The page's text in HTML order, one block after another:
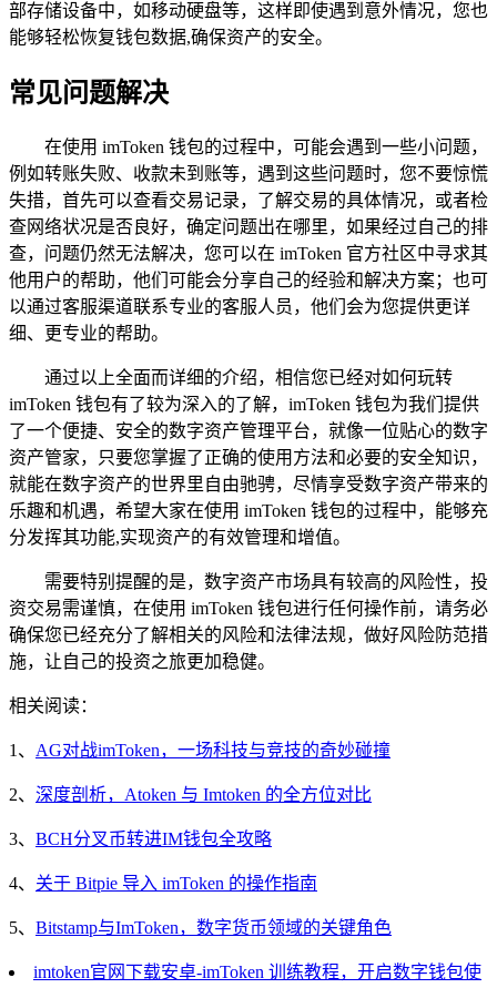
部存储设备中，如移动硬盘等，这样即使遇到意外情况，您也
能够轻松恢复钱包数据,确保资产的安全。
常见问题解决
在使用 imToken 钱包的过程中，可能会遇到一些小问题，
例如转账失败、收款未到账等，遇到这些问题时，您不要惊慌
失措，首先可以查看交易记录，了解交易的具体情况，或者检
查网络状况是否良好，确定问题出在哪里，如果经过自己的排
查，问题仍然无法解决，您可以在 imToken 官方社区中寻求其
他用户的帮助，他们可能会分享自己的经验和解决方案；也可
以通过客服渠道联系专业的客服人员，他们会为您提供更详
细、更专业的帮助。
通过以上全面而详细的介绍，相信您已经对如何玩转
imToken 钱包有了较为深入的了解，imToken 钱包为我们提供
了一个便捷、安全的数字资产管理平台，就像一位贴心的数字
资产管家，只要您掌握了正确的使用方法和必要的安全知识，
就能在数字资产的世界里自由驰骋，尽情享受数字资产带来的
乐趣和机遇，希望大家在使用 imToken 钱包的过程中，能够充
分发挥其功能,实现资产的有效管理和增值。
需要特别提醒的是，数字资产市场具有较高的风险性，投
资交易需谨慎，在使用 imToken 钱包进行任何操作前，请务必
确保您已经充分了解相关的风险和法律法规，做好风险防范措
施，让自己的投资之旅更加稳健。
相关阅读：
1、 AG对战imToken，一场科技与竞技的奇妙碰撞
2、 深度剖析，Atoken 与 Imtoken 的全方位对比
3、 BCH分叉币转进IM钱包全攻略
4、 关于 Bitpie 导入 imToken 的操作指南
5、 Bitstamp与ImToken，数字货币领域的关键角色
imtoken官网下载安卓-imToken 训练教程，开启数字钱包使